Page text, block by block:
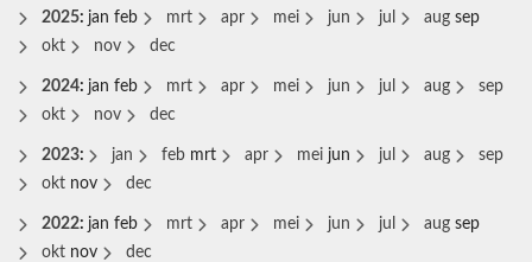
2025: jan feb mrt apr mei jun jul aug sep
okt
nov dec
2024: jan feb mrt apr mei jun jul aug
sep
okt
nov dec
2023: jan feb mrt apr mei jun jul aug
sep
okt nov dec
2022: jan feb mrt apr mei jun jul aug sep
okt nov dec